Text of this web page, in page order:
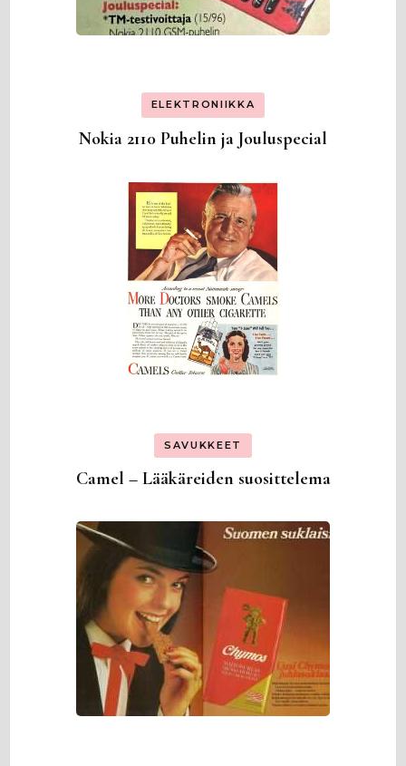
ELEKTRONIIKKA
Nokia 2110 Puhelin ja Jouluspecial
SAVUKKEET
Camel – Lääkäreiden suosittelema